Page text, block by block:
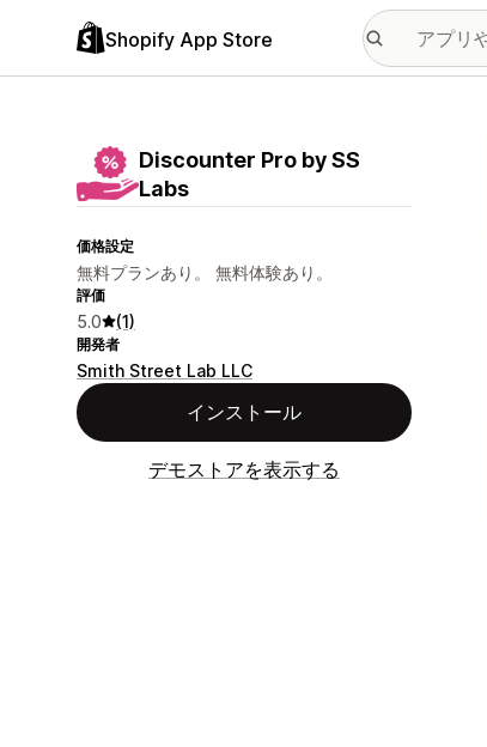
Shopify App Store
Discounter Pro by SS
Labs
価格設定
無料プランあり。 無料体験あり。
評価
5.0 (1)
開発者
Smith Street Lab LLC
インストール
デモストアを表示する